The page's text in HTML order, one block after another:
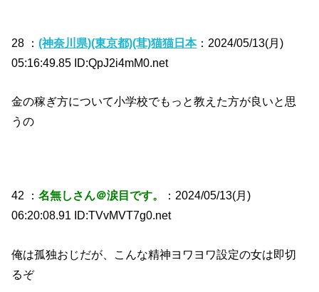
28 ：(神奈川県)(東京都)(茸)猫猫日本：2024/05/13(月)
05:16:49.85 ID:QpJ2i4mM0.net
金の稼ぎ方について小学校でもっと教えた方が良いと思
うの
42 ：名無しさん＠涙目です。
：2024/05/13(月)
06:20:08.91 ID:TVvMVT7g0.net
俺は孤独おじだが、こんな精神ヨワヨワ設定の女は即切
るぞ